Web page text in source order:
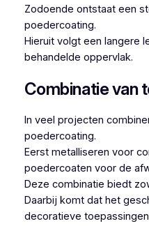
Zodoende ontstaat een
poedercoating.
Hieruit volgt een langere
behandelde oppervlak.
Combinatie van
In veel projecten
poedercoating.
Eerst metalliseren voor
poedercoaten voor de
Deze combinatie biedt
Daarbij komt dat het
decoratieve